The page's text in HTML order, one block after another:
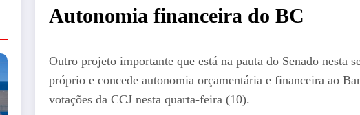
Autonomia financeira do BC
Outro projeto importante que está na pauta do Senado nesta
próprio e concede autonomia orçamentária e financeira ao
votações da CCJ nesta quarta-feira (10).